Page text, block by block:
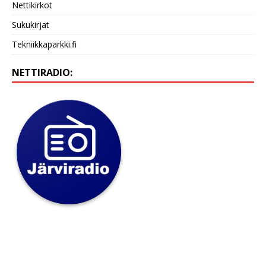
Nettikirkot
Sukukirjat
Tekniikkaparkki.fi
NETTIRADIO: